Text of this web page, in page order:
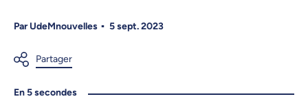
ParUdeMnouvelles 5 sept. 2023
En 5 secondes